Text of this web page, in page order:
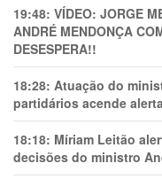
19:48: VÍDEO: JORGE
ANDRÉ MENDONÇA
DESESPERA!!
18:28: Atuação do
partidários acende
18:18: Míriam Leitão
decisões do ministro